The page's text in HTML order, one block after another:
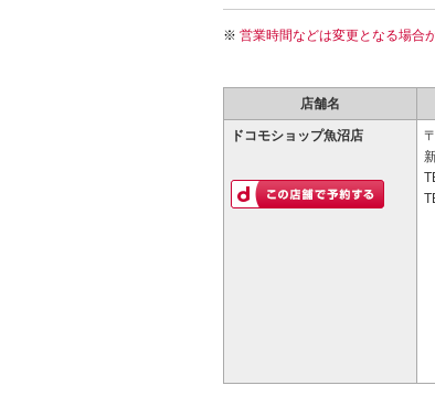
営業時間などは変更となる場合
店舗名
ドコモショップ魚沼店